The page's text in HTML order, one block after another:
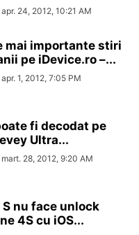
apr. 24, 2012, 10:21 AM
mai importante stiri
pe iDevice.ro –...
apr. 1, 2012, 7:05 PM
fi decodat pe
Ultra...
mart. 28, 2012, 9:20 AM
nu face unlock
4S cu iOS...